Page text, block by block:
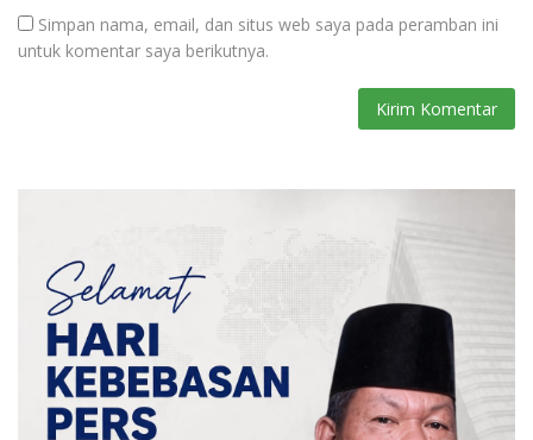
Simpan nama, email, dan situs web saya pada peramban ini
untuk komentar saya berikutnya.